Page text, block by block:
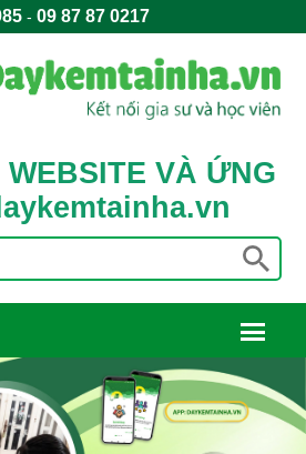
-09 87 87 0217
WEBSITE VÀ ỨNG